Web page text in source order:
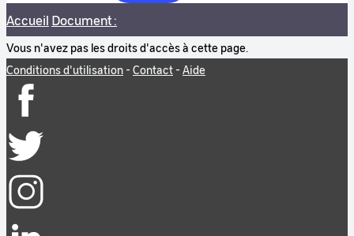
Accueil Document :
Vous n'avez pas les droits d'accès à cette page.
Conditions d'utilisation - Contact - Aide